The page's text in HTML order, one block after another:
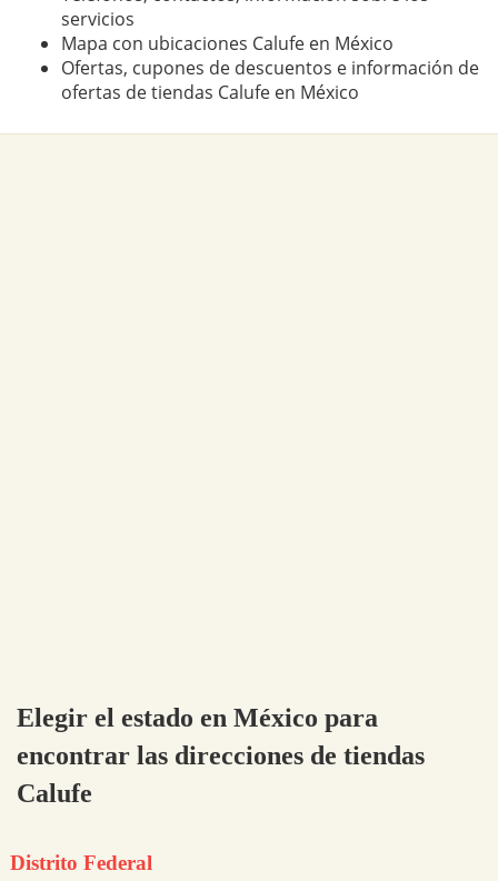
servicios
Mapa con ubicaciones Calufe en México
Ofertas, cupones de descuentos e información de
ofertas de tiendas Calufe en México
Elegir el estado en México para
encontrar las direcciones de tiendas
Calufe
Distrito Federal